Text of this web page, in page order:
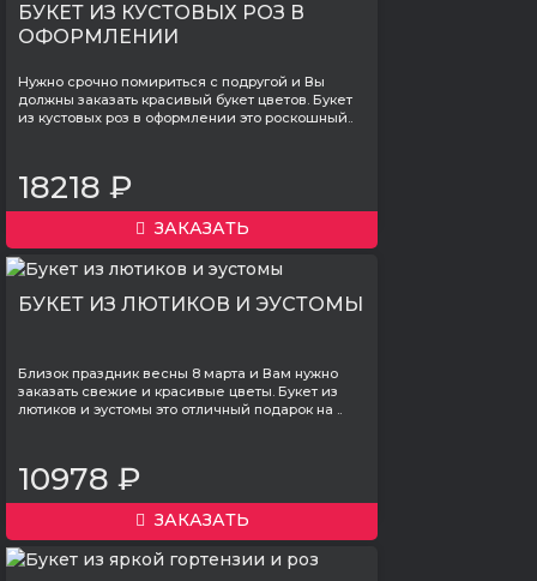
БУКЕТ ИЗ КУСТОВЫХ РОЗ В
ОФОРМЛЕНИИ
Нужно срочно помириться с подругой и Вы
должны заказать красивый букет цветов. Букет
из кустовых роз в оформлении это роскошный..
18218 ₽
ЗАКАЗАТЬ
БУКЕТ ИЗ ЛЮТИКОВ И ЭУСТОМЫ
Близок праздник весны 8 марта и Вам нужно
заказать свежие и красивые цветы. Букет из
лютиков и эустомы это отличный подарок на ..
10978 ₽
ЗАКАЗАТЬ